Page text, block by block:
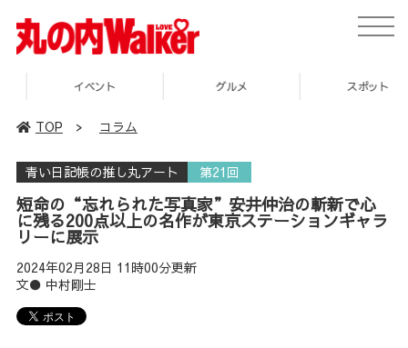
toggle
イベント グルメ スポット
TOP > コラム
青い日記帳の推し丸アート 第21回
短命の“忘れられた写真家”安井仲治の斬新で心
に残る200点以上の名作が東京ステーションギャラ
リーに展示
2024年02月28日 11時00分更新
文● 中村剛士